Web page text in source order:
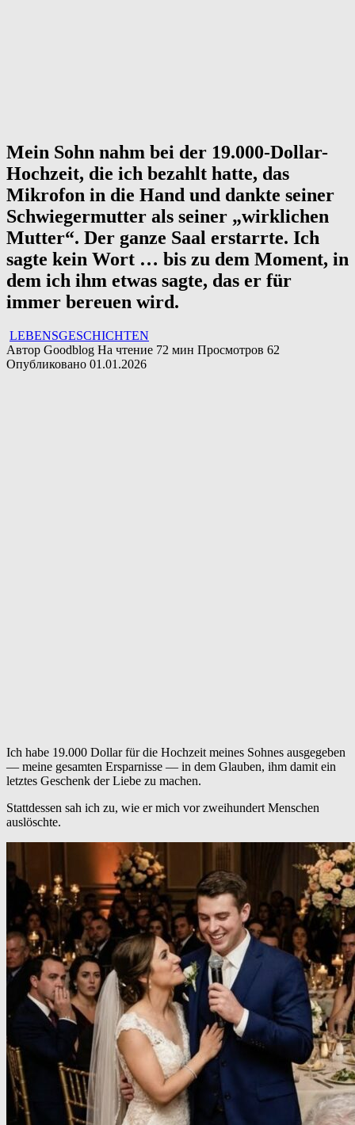
Mein Sohn nahm bei der 19.000-Dollar-
Hochzeit, die ich bezahlt hatte, das
Mikrofon in die Hand und dankte seiner
Schwiegermutter als seiner „wirklichen
Mutter“. Der ganze Saal erstarrte. Ich
sagte kein Wort … bis zu dem Moment, in
dem ich ihm etwas sagte, das er für
immer bereuen wird.
LEBENSGESCHICHTEN
Автор Goodblog На чтение 72 мин Просмотров 62
Опубликовано 01.01.2026
Ich habe 19.000 Dollar für die Hochzeit meines Sohnes ausgegeben
— meine gesamten Ersparnisse — in dem Glauben, ihm damit ein
letztes Geschenk der Liebe zu machen.
Stattdessen sah ich zu, wie er mich vor zweihundert Menschen
auslöschte.